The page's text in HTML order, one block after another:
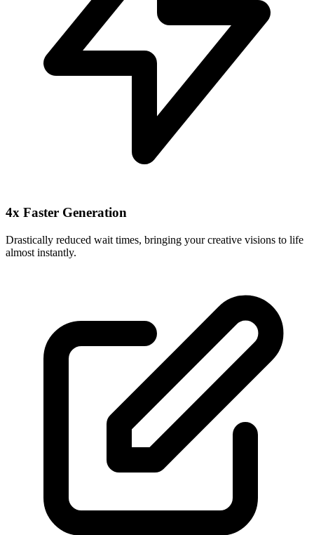
4x Faster Generation
Drastically reduced wait times, bringing your creative visions to life
almost instantly.